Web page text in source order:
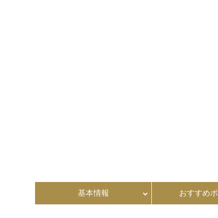
基本情報 おすすめ